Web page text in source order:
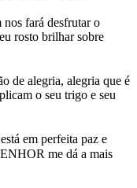
fará desfrutar o
rosto brilhar sobre
de alegria, alegria que é
o seu trigo e seu
em perfeita paz e
me dá a mais